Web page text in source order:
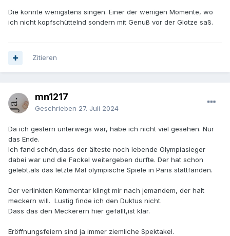
Die konnte wenigstens singen. Einer der wenigen Momente, wo
ich nicht kopfschüttelnd sondern mit Genuß vor der Glotze saß.
Zitieren
mn1217
Geschrieben 27. Juli 2024
Da ich gestern unterwegs war, habe ich nicht viel gesehen. Nur
das Ende.
Ich fand schön,dass der älteste noch lebende Olympiasieger
dabei war und die Fackel weitergeben durfte. Der hat schon
gelebt,als das letzte Mal olympische Spiele in Paris stattfanden.
Der verlinkten Kommentar klingt mir nach jemandem, der halt
meckern will. Lustig finde ich den Duktus nicht.
Dass das den Meckerern hier gefällt,ist klar.
Eröffnungsfeiern sind ja immer ziemliche Spektakel.